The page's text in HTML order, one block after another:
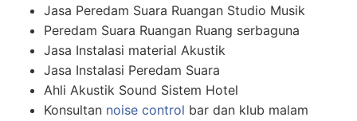
Jasa Peredam Suara Ruangan Studio Musik
Peredam Suara Ruangan Ruang serbaguna
Jasa Instalasi material Akustik
Jasa Instalasi Peredam Suara
Ahli Akustik Sound Sistem Hotel
Konsultan noise control bar dan klub malam